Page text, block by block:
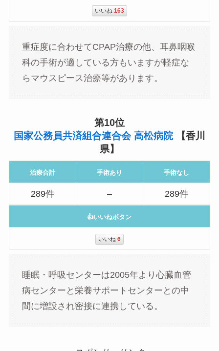
いいね 163
重症度に合わせてCPAP治療の他、耳鼻咽喉
科の手術が適している方もいますが軽症な
らマウスピース治療等があります。
第10位
国家公務員共済組合連合会 高松病院【香川
県】
治療合計 手術あり 手術なし
289件 – 289件
👍いいねボタン
いいね 6
睡眠・呼吸センターは2005年より心臓血管
病センターと栄養サポートセンターとの中
間に増設され密接に連携している。